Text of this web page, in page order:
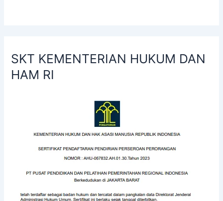
SKT KEMENTERIAN HUKUM DAN
HAM RI